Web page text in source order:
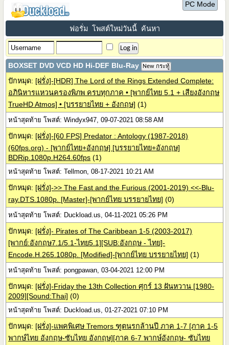
PC Mode
ฟอรั่ม โพสต์ใหม่วันนี้ ค้นหา
BOXSET DVD VCD HD Hi-DEF Blu-Ray New กระทู้
ปักหมุด: [ฝรั่ง]-[HDR] The Lord of the Rings Extended Complete:
อภินิหารแหวนครองพิภพ ครบทุกภาค • [พากย์ไทย 5.1 + เสียงอังกฤษ
TrueHD Atmos] • [บรรยายไทย + อังกฤษ] (1)
หน้าสุดท้าย โพสต์: Windyx947, 09-07-2021 08:58 AM
ปักหมุด: [ฝรั่ง]-[60 FPS] Predator : Antology (1987-2018)
(60fps.org) - [พากย์ไทย+อังกฤษ] [บรรยายไทย+อังกฤษ]
BDRip.1080p.H264.60fps (1)
หน้าสุดท้าย โพสต์: Tellmon, 08-17-2021 10:21 AM
ปักหมุด: [ฝรั่ง]->> The Fast and the Furious (2001-2019) <<-Blu-
ray.DTS.1080p. [Master]-[พากย์ไทย บรรยายไทย] (0)
หน้าสุดท้าย โพสต์: Duckload.us, 04-11-2021 05:26 PM
ปักหมุด: [ฝรั่ง]- Pirates of The Caribbean 1-5 (2003-2017)
[พากย์:อังกฤษ7.1/5.1-ไทย5.1][SUB:อังกฤษ - ไทย]-
Encode.H.265.1080p. [Modified]-[พากย์ไทย บรรยายไทย] (1)
หน้าสุดท้าย โพสต์: pongpawan, 03-04-2021 12:00 PM
ปักหมุด: [ฝรั่ง]-Friday the 13th Collection ศุกร์ 13 ฝันหวาน [1980-
2009][Sound:Thai] (0)
หน้าสุดท้าย โพสต์: Duckload.us, 01-27-2021 07:10 PM
ปักหมุด: [ฝรั่ง]-แพคพิเศษ Tremors ฑูตนรกล้านปี ภาค 1-7 [ภาค 1-5
พากษ์ไทย อังกฤษ-ซับไทย อังกฤษ][ภาค 6-7 พากษ์อังกฤษ- ซับไทย